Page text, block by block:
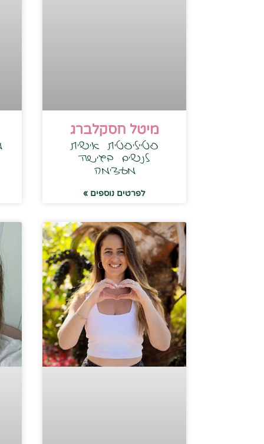
מיטל חסקלברג
סטייליסטית אישית
לנשים בגישה
מעצימה
לפרטים נוספים »